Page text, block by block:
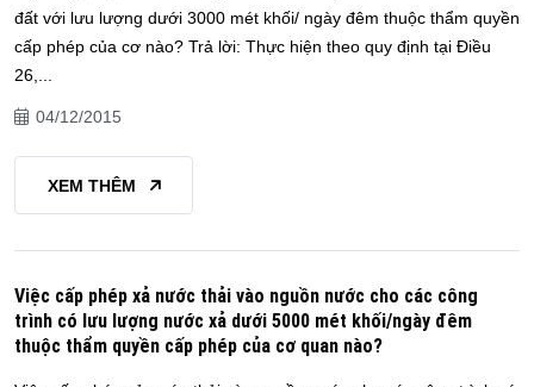
đất với lưu lượng dưới 3000 mét khối/ ngày đêm thuộc thẩm quyền
cấp phép của cơ nào? Trả lời: Thực hiện theo quy định tại Điều
26,...
04/12/2015
XEM THÊM
Việc cấp phép xả nước thải vào nguồn nước cho các công
trình có lưu lượng nước xả dưới 5000 mét khối/ngày đêm
thuộc thẩm quyền cấp phép của cơ quan nào?